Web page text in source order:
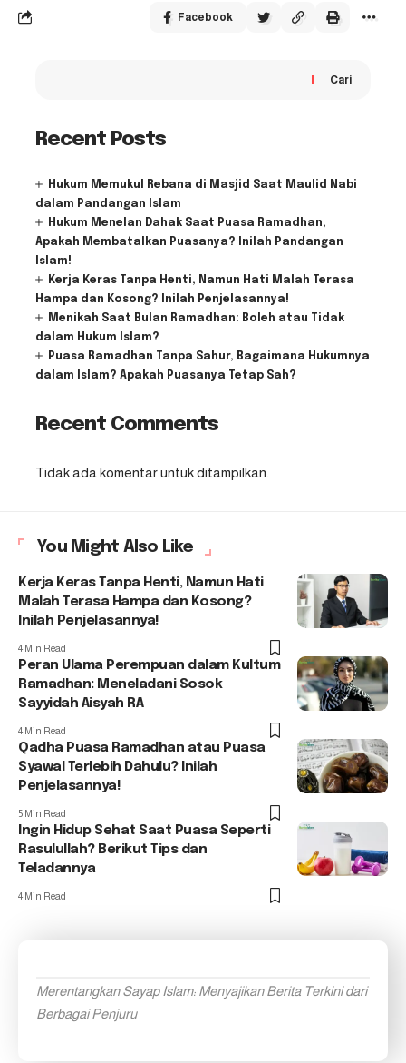
Facebook
Cari
Recent Posts
Hukum Memukul Rebana di Masjid Saat Maulid Nabi
dalam Pandangan Islam
Hukum Menelan Dahak Saat Puasa Ramadhan,
Apakah Membatalkan Puasanya? Inilah Pandangan
Islam!
Kerja Keras Tanpa Henti, Namun Hati Malah Terasa
Hampa dan Kosong? Inilah Penjelasannya!
Menikah Saat Bulan Ramadhan: Boleh atau Tidak
dalam Hukum Islam?
Puasa Ramadhan Tanpa Sahur, Bagaimana Hukumnya
dalam Islam? Apakah Puasanya Tetap Sah?
Recent Comments
Tidak ada komentar untuk ditampilkan.
You Might Also Like
Kerja Keras Tanpa Henti, Namun Hati
Malah Terasa Hampa dan Kosong?
Inilah Penjelasannya!
4 Min Read
Peran Ulama Perempuan dalam Kultum
Ramadhan: Meneladani Sosok
Sayyidah Aisyah RA
4 Min Read
Qadha Puasa Ramadhan atau Puasa
Syawal Terlebih Dahulu? Inilah
Penjelasannya!
5 Min Read
Ingin Hidup Sehat Saat Puasa Seperti
Rasulullah? Berikut Tips dan
Teladannya
4 Min Read
Merentangkan Sayap Islam: Menyajikan Berita Terkini dari
Berbagai Penjuru